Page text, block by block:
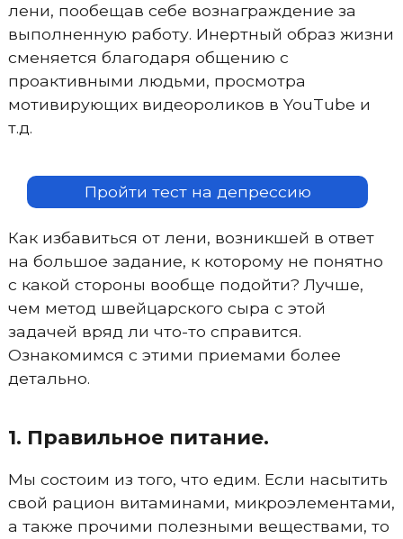
лени, пообещав себе вознаграждение за
выполненную работу. Инертный образ жизни
сменяется благодаря общению с
проактивными людьми, просмотра
мотивирующих видеороликов в YouTube и
т.д.
Пройти тест на депрессию
Как избавиться от лени, возникшей в ответ
на большое задание, к которому не понятно
с какой стороны вообще подойти? Лучше,
чем метод швейцарского сыра с этой
задачей вряд ли что-то справится.
Ознакомимся с этими приемами более
детально.
1. Правильное питание.
Мы состоим из того, что едим. Если насытить
свой рацион витаминами, микроэлементами,
а также прочими полезными веществами, то